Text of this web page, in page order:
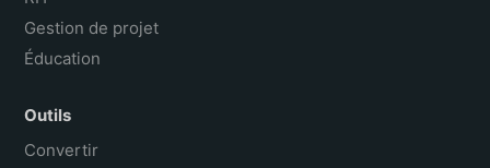
Gestion de projet
Éducation
Outils
Convertir